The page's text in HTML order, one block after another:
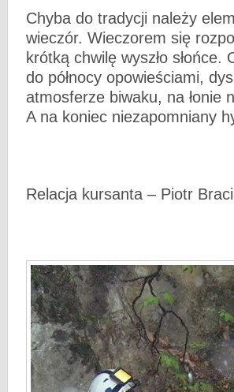
Chyba do tradycji należy
wieczór. Wieczorem się
krótką chwilę wyszło
do północy opowieściami,
atmosferze biwaku, na łonie
A na koniec niezapomniany
Relacja kursanta – Piotr